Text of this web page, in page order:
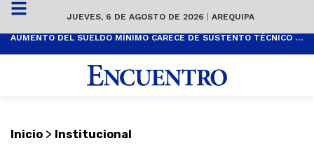
JUEVES, 6 DE AGOSTO DE 2026 | AREQUIPA
AUMENTO DEL SUELDO MÍNIMO CARECE DE SUSTENTO TÉCNICO Y ES POPULISTA
Inicio > Institucional